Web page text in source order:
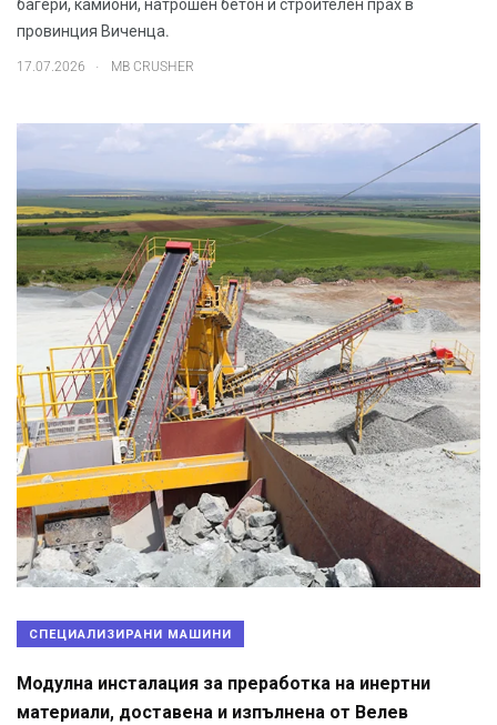
багери, камиони, натрошен бетон и строителен прах в
провинция Виченца.
17.07.2026 . MB CRUSHER
СПЕЦИАЛИЗИРАНИ МАШИНИ
Модулна инсталация за преработка на инертни
материали, доставена и изпълнена от Велев